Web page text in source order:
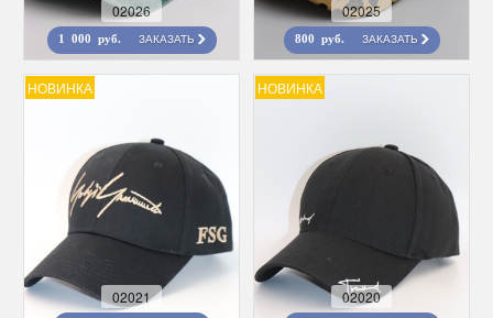
02026
1 000 руб. ЗАКАЗАТЬ
02025
800 руб. ЗАКАЗАТЬ
НОВИНКА
02021
НОВИНКА
02020